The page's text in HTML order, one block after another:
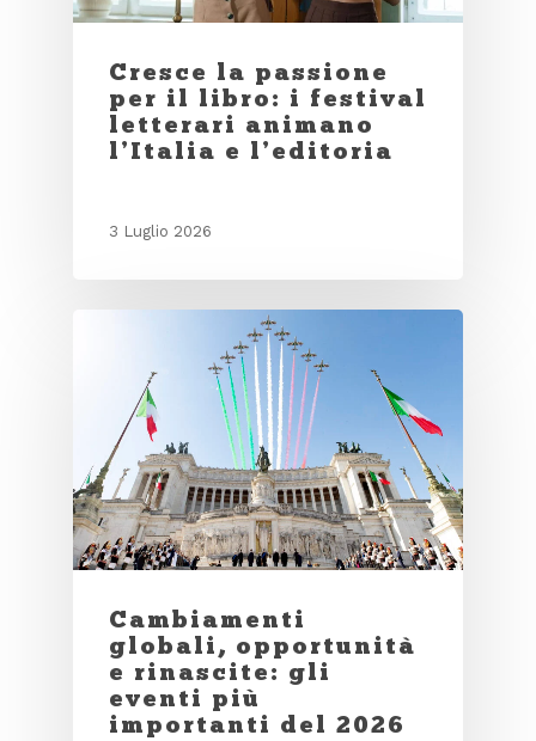
Cresce la passione
per il libro: i festival
letterari animano
l’Italia e l’editoria
3 Luglio 2026
Cambiamenti
globali, opportunità
e rinascite: gli
eventi più
importanti del 2026